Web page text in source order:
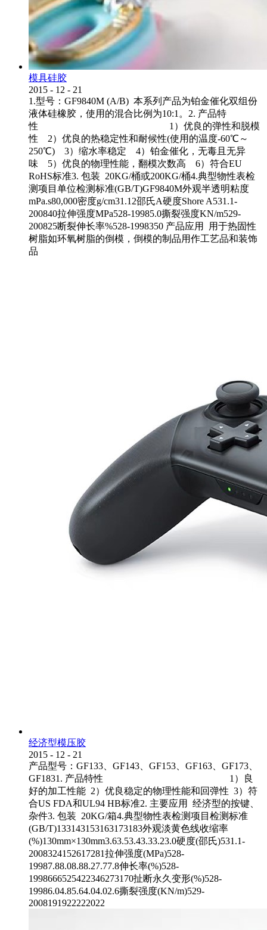
模具硅胶
2015 - 12 - 21
1.型号：GF9840M (A/B) 本系列产品为铂金催化双组份
液体硅橡胶，使用的混合比例为10:1。2. 产品特
性 1）优良的弹性和脱模
性 2）优良的热稳定性和耐候性(使用的温度-60℃～
250℃) 3）缩水率稳定 4）铂金催化，无毒且无异
味 5）优良的物理性能，翻模次数高 6）符合EU
RoHS标准3. 包装 20KG/桶或200KG/桶4.典型物性表检
测项目单位检测标准(GB/T)GF9840M外观半透明粘度
mPa.s80,000密度g/cm31.12邵氏A硬度Shore A531.1-
200840拉伸强度MPa528-19985.0撕裂强度KN/m529-
200825断裂伸长率%528-1998350 产品应用 用于热固性
树脂如环氧树脂的倒模，倒模的制品用作工艺品和装饰
品
经济型模压胶
2015 - 12 - 21
产品型号：GF133、GF143、GF153、GF163、GF173、
GF1831. 产品特性 1）良
好的加工性能 2）优良稳定的物理性能和回弹性 3）符
合US FDA和UL94 HB标准2. 主要应用 经济型的按键、
杂件3. 包装 20KG/箱4.典型物性表检测项目检测标准
(GB/T)133143153163173183外观淡黄色线收缩率
(%)130mm×130mm3.63.53.43.33.23.0硬度(邵氏)531.1-
2008324152617281拉伸强度(MPa)528-
19987.88.08.88.27.77.8伸长率(%)528-
1998666525422346273170扯断永久变形(%)528-
19986.04.85.64.04.02.6撕裂强度(KN/m)529-
2008191922222022